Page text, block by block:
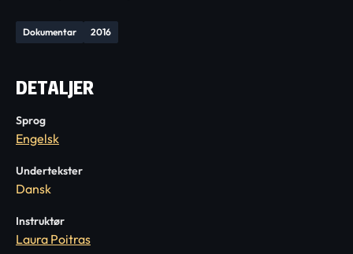
Dokumentar 2016
DETALJER
Sprog
Engelsk
Undertekster
Dansk
Instruktør
Laura Poitras